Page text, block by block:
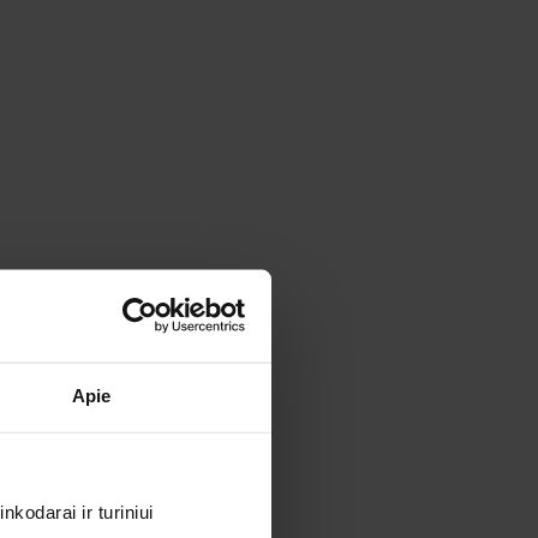
Apie
ir turiniui